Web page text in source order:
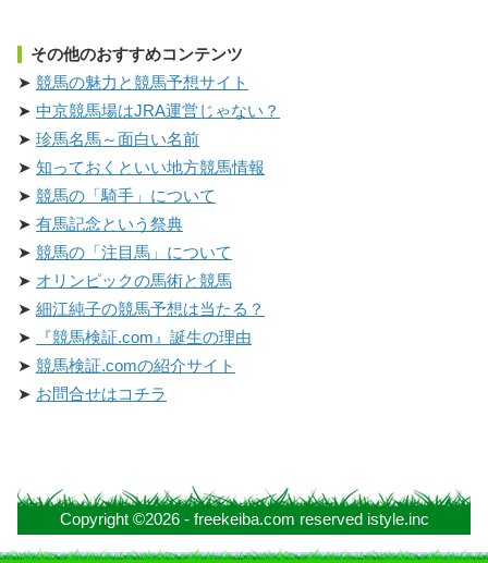
その他のおすすめコンテンツ
競馬の魅力と競馬予想サイト
中京競馬場はJRA運営じゃない？
珍馬名馬～面白い名前
知っておくといい地方競馬情報
競馬の「騎手」について
有馬記念という祭典
競馬の「注目馬」について
オリンピックの馬術と競馬
細江純子の競馬予想は当たる？
『競馬検証.com』誕生の理由
競馬検証.comの紹介サイト
お問合せはコチラ
Copyright ©2026 - freekeiba.com reserved istyle.inc